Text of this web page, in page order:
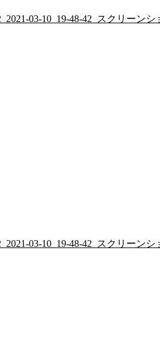
03-10_19-48-42_スクリーン
03-10_19-48-42_スクリーン